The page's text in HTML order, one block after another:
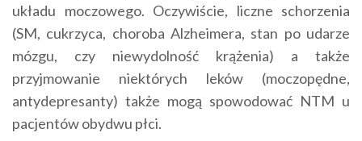
układu moczowego. Oczywiście, liczne schorzenia
(SM, cukrzyca, choroba Alzheimera, stan po udarze
mózgu, czy niewydolność krążenia) a także
przyjmowanie niektórych leków (moczopędne,
antydepresanty) także mogą spowodować NTM u
pacjentów obydwu płci.